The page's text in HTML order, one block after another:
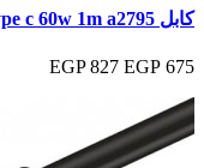
كابل iphone 16 pro max type c type c 60w 1m a2795
675 EGP
827 EGP